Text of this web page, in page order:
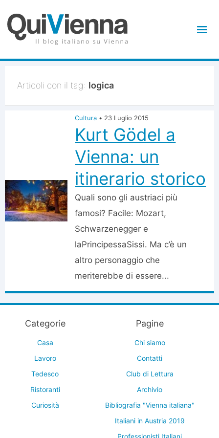
Articoli con il tag: logica
Cultura • 23 Luglio 2015
Kurt Gödel a
Vienna: un
itinerario storico
Quali sono gli austriaci più
famosi? Facile: Mozart,
Schwarzenegger e
laPrincipessaSissi. Ma c’è un
altro personaggio che
meriterebbe di essere...
Categorie
Casa
Lavoro
Tedesco
Ristoranti
Curiosità
Pagine
Chi siamo
Contatti
Club di Lettura
Archivio
Bibliografia "Vienna italiana"
Italiani in Austria 2019
Professionisti Italiani